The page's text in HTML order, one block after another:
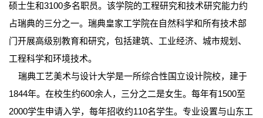
硕士生和3100多名职员。该学院的工程研究和技术研究能力约
占瑞典的三分之一。瑞典皇家工学院在自然科学和所有技术部
门开展高级别教育和研究，包括建筑、工业经济、城市规划、
工程科学和环境技术。
瑞典工艺美术与设计大学是一所综合性国立设计院校，建于
1844年。在校生约600余人，三分之二是女生。每年有1500至
2000学生申请入学，每年招收约110名学生。专业设置与山东工